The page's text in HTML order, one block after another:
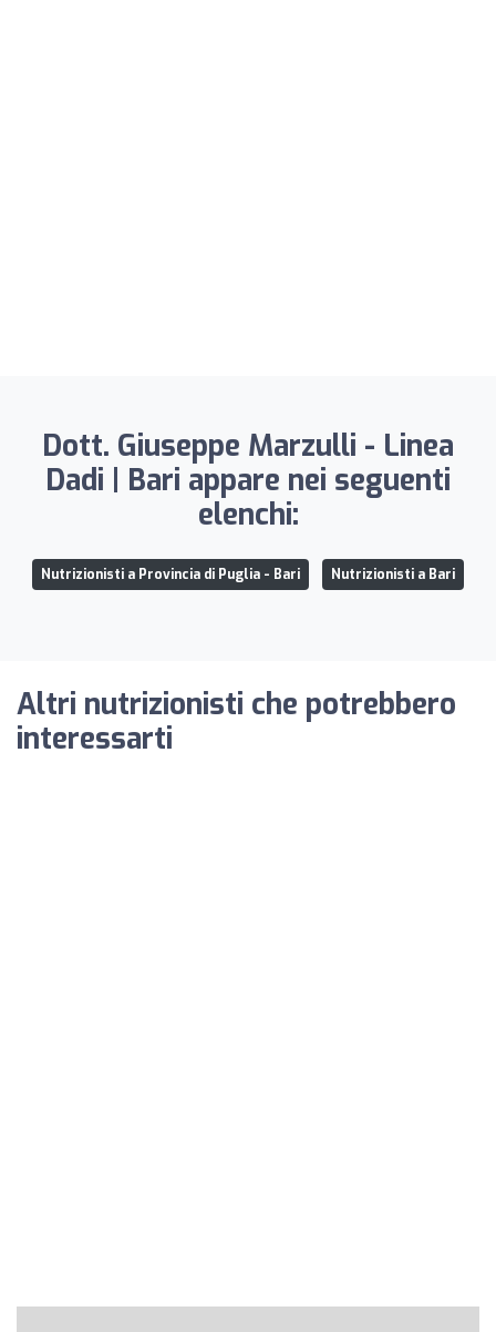
Dott. Giuseppe Marzulli - Linea
Dadi | Bari appare nei seguenti
elenchi:
Nutrizionisti a Provincia di Puglia - Bari Nutrizionisti a Bari
Altri nutrizionisti che potrebbero
interessarti